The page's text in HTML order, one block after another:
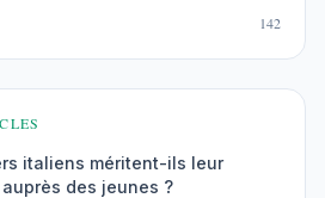
142
italiens méritent-ils leur
des jeunes ?